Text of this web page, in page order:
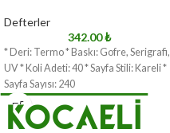
Defterler
342.00₺
* Deri: Termo * Baskı: Gofre, Serigrafi,
UV * Koli Adeti: 40 * Sayfa Stili: Kareli *
Sayfa Sayısı: 240